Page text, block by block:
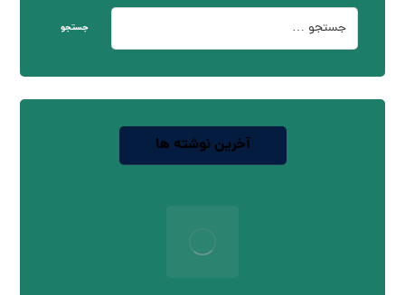
جستجو
آخرین نوشته ها